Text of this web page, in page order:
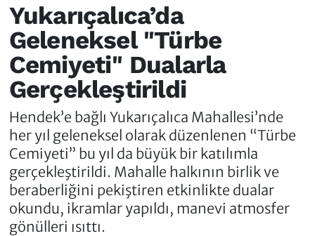
Yukarıçalıca’da
Geleneksel "Türbe
Cemiyeti" Dualarla
Gerçekleştirildi
Hendek’e bağlı Yukarıçalıca Mahallesi’nde
her yıl geleneksel olarak düzenlenen “Türbe
Cemiyeti” bu yıl da büyük bir katılımla
gerçekleştirildi. Mahalle halkının birlik ve
beraberliğini pekiştiren etkinlikte dualar
okundu, ikramlar yapıldı, manevi atmosfer
gönülleri ısıttı.
Nöbetçi Eczaneler
Vefat Edenler
Hakkında
Hendek Haber Reklam Servisi
Künye
İletişim
Tüm Manşetler
Son Dakika Haberleri
Haber Arşivi